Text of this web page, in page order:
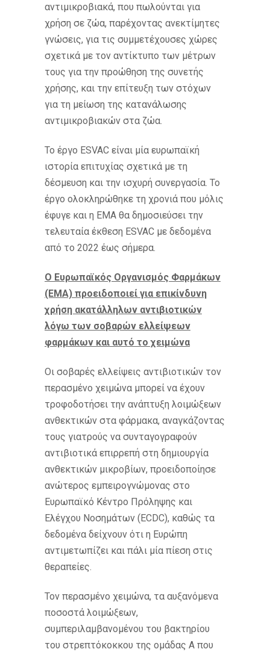
αντιμικροβιακά, που πωλούνται για
χρήση σε ζώα, παρέχοντας ανεκτίμητες
γνώσεις, για τις συμμετέχουσες χώρες
σχετικά με τον αντίκτυπο των μέτρων
τους για την προώθηση της συνετής
χρήσης, και την επίτευξη των στόχων
για τη μείωση της κατανάλωσης
αντιμικροβιακών στα ζώα.
Το έργο ESVAC είναι μία ευρωπαϊκή
ιστορία επιτυχίας σχετικά με τη
δέσμευση και την ισχυρή συνεργασία. Το
έργο ολοκληρώθηκε τη χρονιά που μόλις
έφυγε και η EMA θα δημοσιεύσει την
τελευταία έκθεση ESVAC με δεδομένα
από το 2022 έως σήμερα.
Ο Ευρωπαϊκός Οργανισμός Φαρμάκων
(EMA) προειδοποιεί για επικίνδυνη
χρήση ακατάλληλων αντιβιοτικών
λόγω των σοβαρών ελλείψεων
φαρμάκων και αυτό το χειμώνα
Οι σοβαρές ελλείψεις αντιβιοτικών τον
περασμένο χειμώνα μπορεί να έχουν
τροφοδοτήσει την ανάπτυξη λοιμώξεων
ανθεκτικών στα φάρμακα, αναγκάζοντας
τους γιατρούς να συνταγογραφούν
αντιβιοτικά επιρρεπή στη δημιουργία
ανθεκτικών μικροβίων, προειδοποίησε
ανώτερος εμπειρογνώμονας στο
Ευρωπαϊκό Κέντρο Πρόληψης και
Ελέγχου Νοσημάτων (ECDC), καθώς τα
δεδομένα δείχνουν ότι η Ευρώπη
αντιμετωπίζει και πάλι μία πίεση στις
θεραπείες.
Τον περασμένο χειμώνα, τα αυξανόμενα
ποσοστά λοιμώξεων,
συμπεριλαμβανομένου του βακτηρίου
του στρεπτόκοκκου της ομάδας Α που